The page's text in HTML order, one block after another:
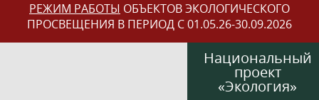
РЕЖИМ РАБОТЫ ОБЪЕКТОВ ЭКОЛОГИЧЕСКОГО
ПРОСВЕЩЕНИЯ В ПЕРИОД С 01.05.26-30.09.2026
Национальный
проект
«Экология»